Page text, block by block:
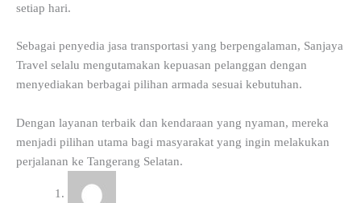
setiap hari.
Sebagai penyedia jasa transportasi yang berpengalaman, Sanjaya
Travel selalu mengutamakan kepuasan pelanggan dengan
menyediakan berbagai pilihan armada sesuai kebutuhan.
Dengan layanan terbaik dan kendaraan yang nyaman, mereka
menjadi pilihan utama bagi masyarakat yang ingin melakukan
perjalanan ke Tangerang Selatan.